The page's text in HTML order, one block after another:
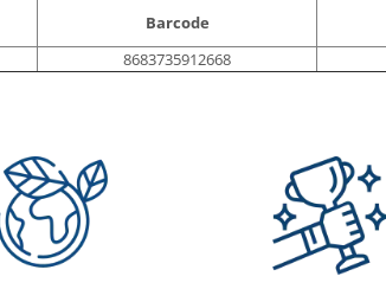
Barcode
8683735912668